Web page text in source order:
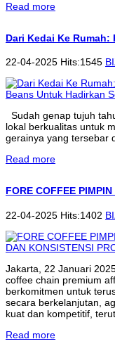
Read more
Dari Kedai Ke
22-04-2025 Hits:1545
Sudah genap tujuh
lokal berkualitas untuk
gerainya yang tersebar
Read more
FORE COFFEE
22-04-2025 Hits:1402
Jakarta, 22 Januari
coffee chain premium
berkomitmen untuk
secara berkelanjutan,
kuat dan kompetitif,
Read more